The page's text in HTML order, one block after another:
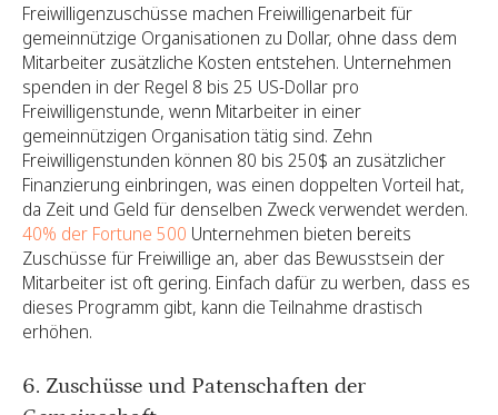
Freiwilligenzuschüsse machen Freiwilligenarbeit für
gemeinnützige Organisationen zu Dollar, ohne dass dem
Mitarbeiter zusätzliche Kosten entstehen. Unternehmen
spenden in der Regel 8 bis 25 US-Dollar pro
Freiwilligenstunde, wenn Mitarbeiter in einer
gemeinnützigen Organisation tätig sind. Zehn
Freiwilligenstunden können 80 bis 250$ an zusätzlicher
Finanzierung einbringen, was einen doppelten Vorteil hat,
da Zeit und Geld für denselben Zweck verwendet werden.
40% der Fortune 500 Unternehmen bieten bereits
Zuschüsse für Freiwillige an, aber das Bewusstsein der
Mitarbeiter ist oft gering. Einfach dafür zu werben, dass es
dieses Programm gibt, kann die Teilnahme drastisch
erhöhen.
6. Zuschüsse und Patenschaften der